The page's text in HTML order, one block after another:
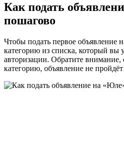
Как подать
пошагово
Чтобы подать первое объявление
категорию из списка, который вы
авторизации. Обратите
категорию, объявление не